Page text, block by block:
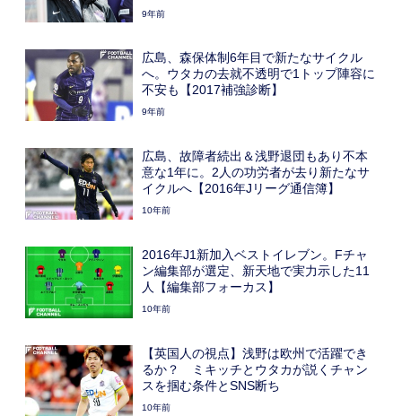
9年前
広島、森保体制6年目で新たなサイクル
へ。ウタカの去就不透明で1トップ陣容に
不安も【2017補強診断】
9年前
広島、故障者続出＆浅野退団もあり不本
意な1年に。2人の功労者が去り新たなサ
イクルへ【2016年Jリーグ通信簿】
10年前
2016年J1新加入ベストイレブン。Fチャ
ン編集部が選定、新天地で実力示した11
人【編集部フォーカス】
10年前
【英国人の視点】浅野は欧州で活躍でき
るか？ ミキッチとウタカが説くチャン
スを掴む条件とSNS断ち
10年前